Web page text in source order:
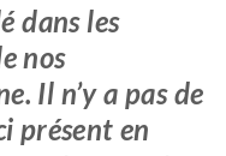
dans les
nos
Il n’y a pas de
présent en